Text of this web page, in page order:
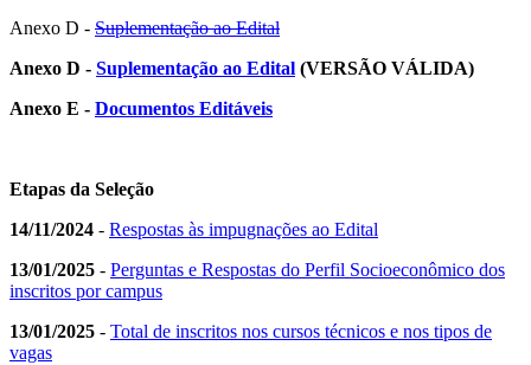
Anexo D - Suplementação ao Edital
Anexo D - Suplementação ao Edital (VERSÃO VÁLIDA)
Anexo E - Documentos Editáveis
Etapas da Seleção
14/11/2024 - Respostas às impugnações ao Edital
13/01/2025 - Perguntas e Respostas do Perfil Socioeconômico dos
inscritos por campus
13/01/2025 - Total de inscritos nos cursos técnicos e nos tipos de
vagas